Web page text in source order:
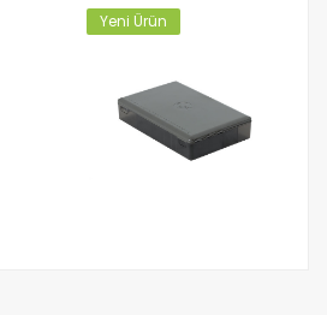
Yeni Ürün